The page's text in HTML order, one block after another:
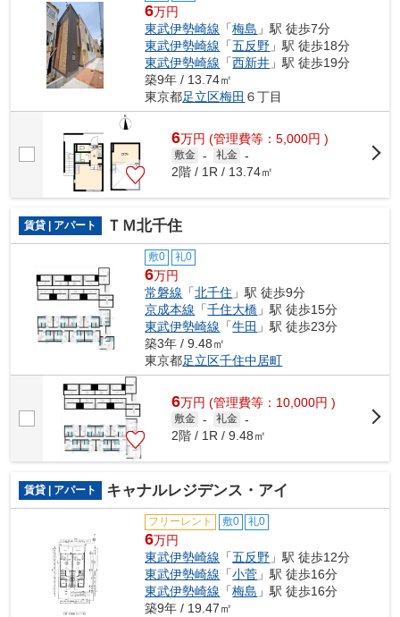
6万円
東武伊勢崎線 「梅島 」駅 徒歩7分
東武伊勢崎線 「五反野 」駅 徒歩18分
東武伊勢崎線 「西新井 」駅 徒歩19分
築9年 / 13.74㎡
東京都足立区梅田 ６丁目
6万円 (管理費等：5,000円 )
敷金 - 礼金 -
2階 / 1R / 13.74㎡
賃貸 | アパート ＴＭ北千住
敷0 礼0
6万円
常磐線 「北千住 」駅 徒歩9分
京成本線 「千住大橋 」駅 徒歩15分
東武伊勢崎線 「牛田 」駅 徒歩23分
築3年 / 9.48㎡
東京都足立区千住中居町
6万円 (管理費等：10,000円 )
敷金 - 礼金 -
2階 / 1R / 9.48㎡
賃貸 | アパート キャナルレジデンス・アイ
フリーレント 敷0 礼0
6万円
東武伊勢崎線 「五反野 」駅 徒歩12分
東武伊勢崎線 「小菅 」駅 徒歩16分
東武伊勢崎線 「梅島 」駅 徒歩16分
築9年 / 19.47㎡